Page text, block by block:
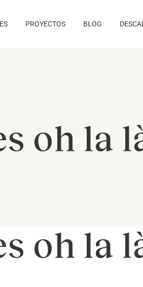
PROYECTOS BLOG
oh la
oh la